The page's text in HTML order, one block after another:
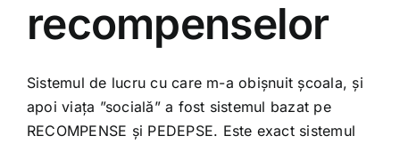
recompenselor
Sistemul de lucru cu care m-a obișnuit școala, și
apoi viața ”socială” a fost sistemul bazat pe
RECOMPENSE și PEDEPSE. Este exact sistemul